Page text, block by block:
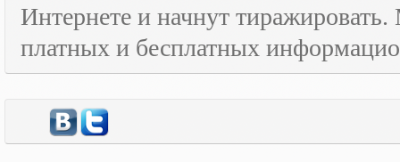
Интернете и начнут
платных и бесплатных